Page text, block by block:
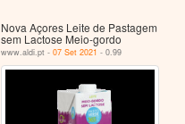
Nova Açores Leite de Pastagem
sem Lactose Meio-gordo
www.aldi.pt - 07 Set 2021 - 0.99